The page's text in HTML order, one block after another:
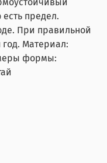
предел.
При правильной
год. Материал:
формы: